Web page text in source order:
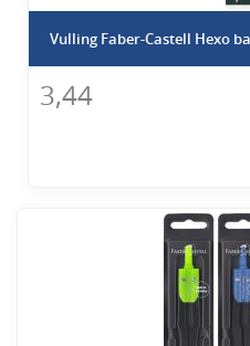
Vulling Faber-Castell Hexo
3,44